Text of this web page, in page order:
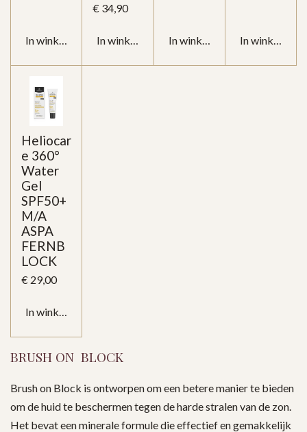
In winkelwagen
€ 34,90
In winkelwagenIn winkelwagenIn
Heliocar
e 360°
Water
Gel
SPF50+
M/A
ASPA
FERNB
LOCK
€ 29,00
In winkelwagen
BRUSH ON BLOCK
Brush on Block is ontworpen om een betere manier te bieden
om de huid te beschermen tegen de harde stralen van de zon.
Het bevat een minerale formule die effectief en gemakkelijk